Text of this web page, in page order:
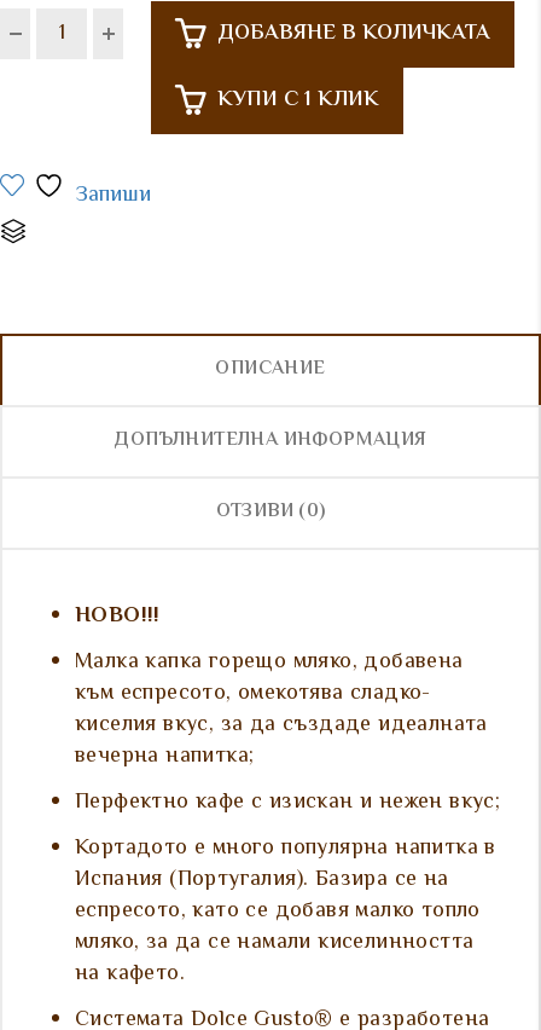
ДОБАВЯНЕ В КОЛИЧКАТА
КУПИ С 1 КЛИК
Запиши
ОПИСАНИЕ
ДОПЪЛНИТЕЛНА ИНФОРМАЦИЯ
ОТЗИВИ (0)
НОВО!!!
Малка капка горещо мляко, добавена
към еспресото, омекотява сладко-
киселия вкус, за да създаде идеалната
вечерна напитка;
Перфектно кафе с изискан и нежен вкус;
Кортадото е много популярна напитка в
Испания (Португалия). Базира се на
еспресото, като се добавя малко топло
мляко, за да се намали киселинността
на кафето.
Системата Dolce Gusto® е разработена